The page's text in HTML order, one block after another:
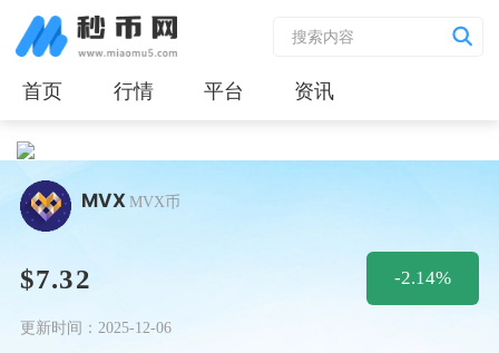
首页 行情 平台 资讯
MVXMVX币
$7.32 -2.14%
更新时间：2025-12-06